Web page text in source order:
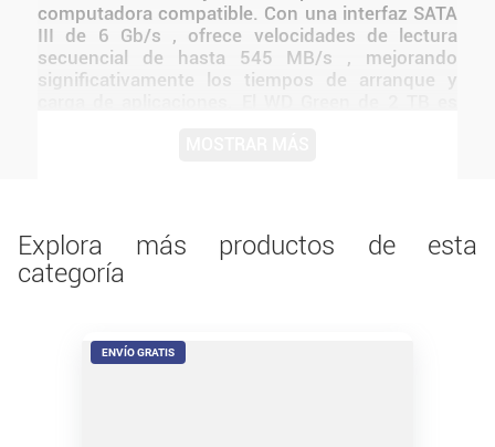
computadora compatible. Con una interfaz SATA
III de 6 Gb/s , ofrece velocidades de lectura
secuencial de hasta 545 MB/s , mejorando
significativamente los tiempos de arranque y
Antes de instalarlo o utilizarlo, conviene verificar
medidas, conexiones, alimentación y
compatibilidad con el resto del equipo.
Explora más productos de esta
categoría
ENVÍO GRATIS